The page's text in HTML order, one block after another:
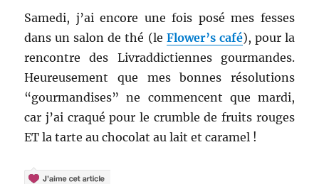
Samedi, j’ai encore une fois posé mes fesses
dans un salon de thé (le Flower’s café), pour la
rencontre des Livraddictiennes gourmandes.
Heureusement que mes bonnes résolutions
“gourmandises” ne commencent que mardi,
car j’ai craqué pour le crumble de fruits rouges
ET la tarte au chocolat au lait et caramel !